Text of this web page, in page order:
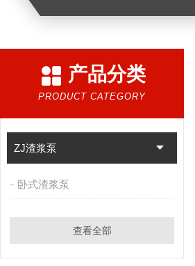
产品分类
PRODUCT CATEGORY
ZJ渣浆泵
卧式渣浆泵
查看全部